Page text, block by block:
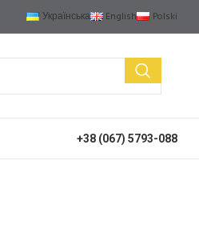
Українська English Polski
+38 (067) 5793-088